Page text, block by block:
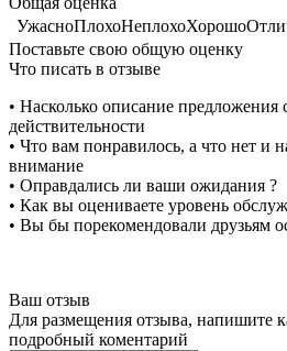
УжасноПлохоНеплохоХорошо
Поставьте свою общую оценку
Что писать в отзыве
• Насколько описание предложения
действительности
• Что вам понравилось, а что нет и
внимание
• Оправдались ли ваши ожидания ?
• Как вы оцениваете уровень
• Вы бы порекомендовали друзьям
Ваш отзыв
Для размещения отзыва, напишите
подробный коментарий